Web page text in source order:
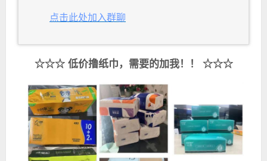
点击此处加入群聊
☆☆☆ 低价撸纸巾，需要的加我！！ ☆☆☆